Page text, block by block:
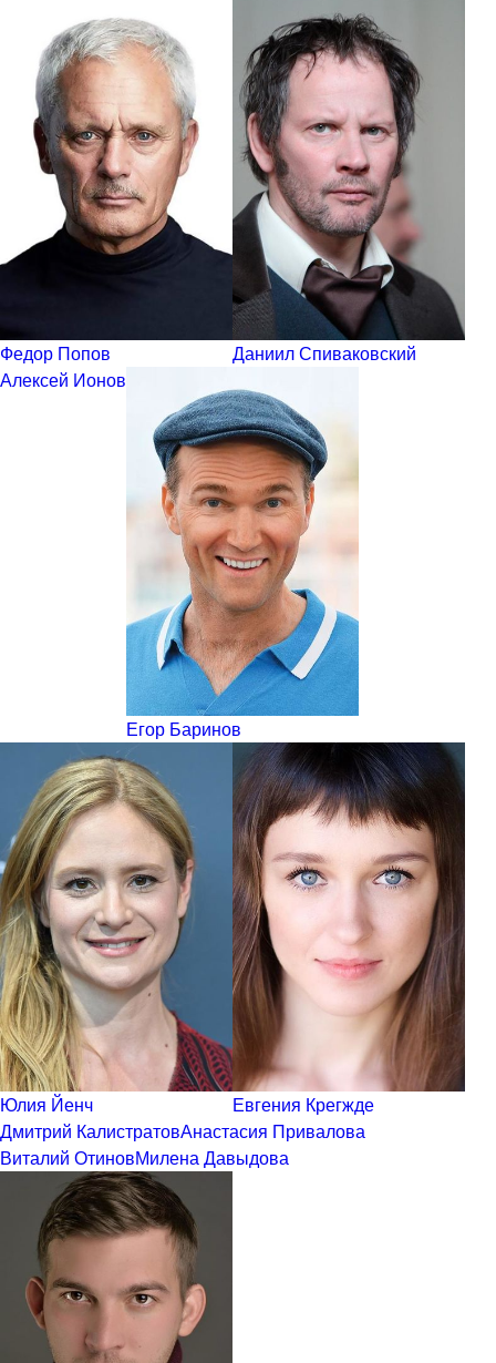
Федор Попов
Даниил Спиваковский
Алексей Ионов
Егор Баринов
Юлия Йенч
Евгения Крегжде
Дмитрий КалистратовАнастасия Привалова
Виталий ОтиновМилена Давыдова